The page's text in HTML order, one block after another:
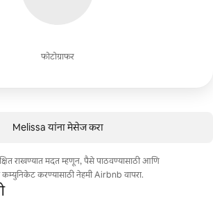
फोटोग्राफर
Melissa यांना मेसेज करा
राखण्यात मदत म्हणून, पैसे पाठवण्यासाठी आणि
कम्युनिकेट करण्यासाठी नेहमी Airbnb वापरा.